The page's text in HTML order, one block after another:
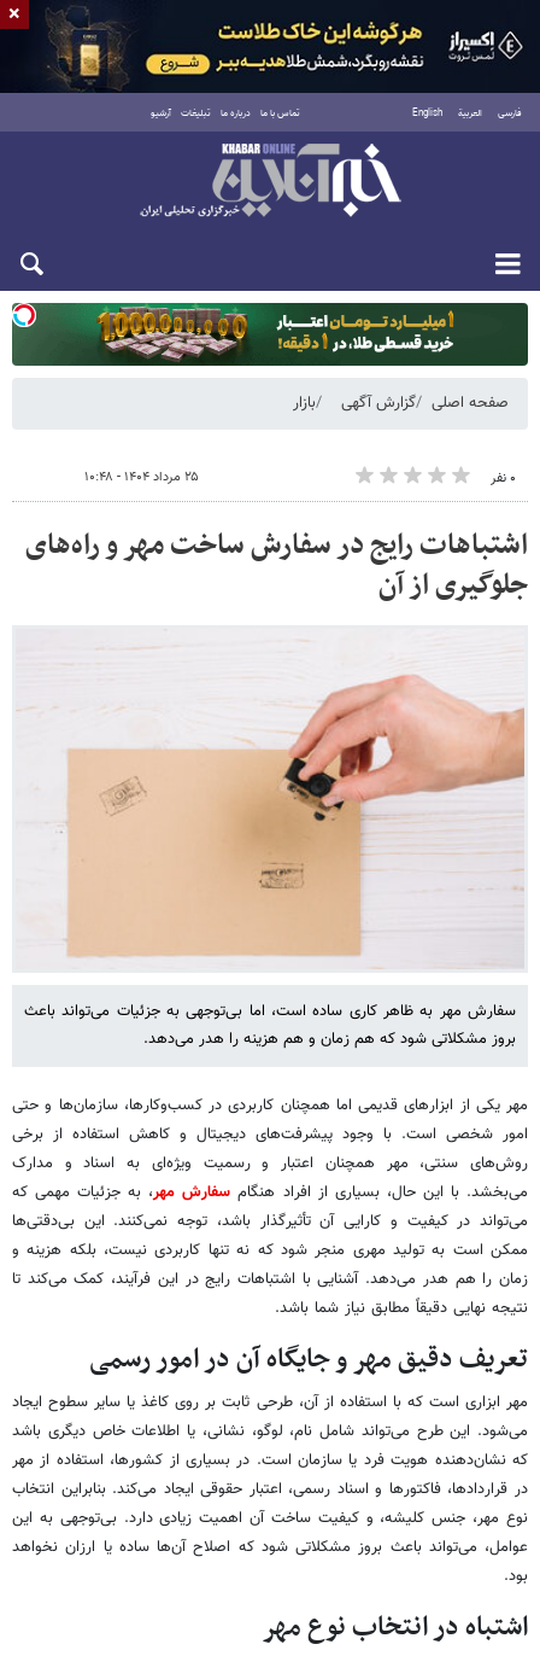
فارسی العربية English تماس با ما درباره ما تبلیغات آرشیو
یکشنبه ۱۸ مرداد ۱۴۰۵
صفحه اصلی گزارش آگهی بازار
۰ نفر ۲۵ مرداد ۱۴۰۴ - ۱۰:۴۸
اشتباهات رایج در سفارش ساخت مهر و راه‌های
جلوگیری از آن
سفارش مهر به ظاهر کاری ساده است، اما بی‌توجهی به جزئیات می‌تواند باعث
بروز مشکلاتی شود که هم زمان و هم هزینه را هدر می‌دهد.
مهر یکی از ابزارهای قدیمی اما همچنان کاربردی در کسب‌وکارها، سازمان‌ها و حتی
امور شخصی است. با وجود پیشرفت‌های دیجیتال و کاهش استفاده از برخی
روش‌های سنتی، مهر همچنان اعتبار و رسمیت ویژه‌ای به اسناد و مدارک
می‌بخشد. با این حال، بسیاری از افراد هنگام سفارش مهر، به جزئیات مهمی که
می‌تواند در کیفیت و کارایی آن تأثیرگذار باشد، توجه نمی‌کنند. این بی‌دقتی‌ها
ممکن است به تولید مهری منجر شود که نه تنها کاربردی نیست، بلکه هزینه و
زمان را هم هدر می‌دهد. آشنایی با اشتباهات رایج در این فرآیند، کمک می‌کند تا
نتیجه نهایی دقیقاً مطابق نیاز شما باشد.
تعریف دقیق مهر و جایگاه آن در امور رسمی
مهر ابزاری است که با استفاده از آن، طرحی ثابت بر روی کاغذ یا سایر سطوح ایجاد
می‌شود. این طرح می‌تواند شامل نام، لوگو، نشانی، یا اطلاعات خاص دیگری باشد
که نشان‌دهنده هویت فرد یا سازمان است. در بسیاری از کشورها، استفاده از مهر
در قراردادها، فاکتورها و اسناد رسمی، اعتبار حقوقی ایجاد می‌کند. بنابراین انتخاب
نوع مهر، جنس کلیشه، و کیفیت ساخت آن اهمیت زیادی دارد. بی‌توجهی به این
عوامل، می‌تواند باعث بروز مشکلاتی شود که اصلاح آن‌ها ساده یا ارزان نخواهد
بود.
اشتباه در انتخاب نوع مهر
×